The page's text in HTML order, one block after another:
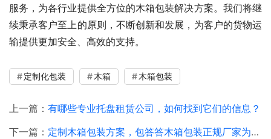
服务，为各行业提供全方位的木箱包装解决方案。我们将继
续秉承客户至上的原则，不断创新和发展，为客户的货物运
输提供更加安全、高效的支持。
定制化包装 木箱 木箱包装
上一篇： 有哪些专业托盘租赁公司，如何找到它们的信息？
下一篇： 定制木箱包装方案，包答答木箱包装正规厂家为您提供优质服务